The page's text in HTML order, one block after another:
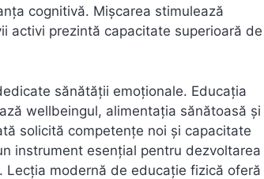
cognitivă. Mișcarea stimulează
activi prezintă capacitate superioară de
sănătății emoționale. Educația
wellbeingul, alimentația sănătoasă și
solicită competențe noi și capacitate
instrument esențial pentru dezvoltarea
modernă de educație fizică oferă